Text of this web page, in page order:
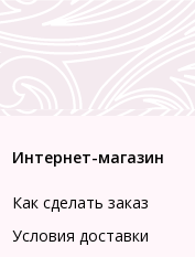
Интернет-магазин
Как сделать заказ
Условия доставки